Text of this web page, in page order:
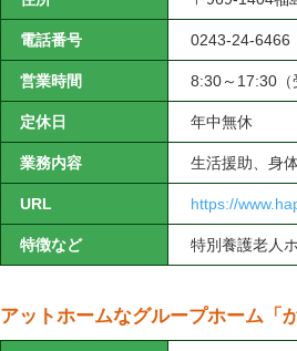
電話番号 0243-24-6466
営業時間 8:30～17:30（
定休日 年中無休
業務内容 生活援助、身
URL https://
特徴など 特別養護老人
アットホームなグループホーム「